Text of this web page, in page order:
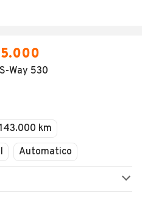
Way 530
143.000 km
Automatico